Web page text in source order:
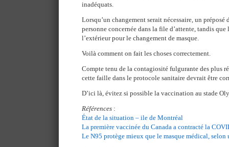
inadéquats.
Lorsqu’un changement serait nécessaire, un
personne concernée dans la file d’attente, tandis que
l’extérieur pour le changement de masque.
Voilà comment on fait les choses correctement.
Compte tenu de la contagiosité fulgurante des plus
cette faille dans le protocole sanitaire devrait être
D’ici là, évitez si possible la vaccination au stade
Références :
État de la situation – ile de Montréal
La première vaccinée du Canada a contracté la
Le N95 protège mieux que le masque médical, selon